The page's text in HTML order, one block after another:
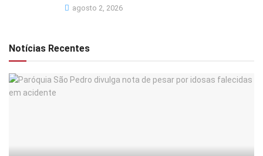
agosto 2, 2026
Notícias Recentes